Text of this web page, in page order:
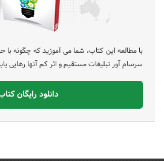
با مطالعه این کتاب، شما می آموزید که چگونه با
سرسام آور تبلیغات مستقیم و اثر کم آنها رهایی
دانلود رایگان